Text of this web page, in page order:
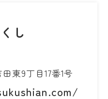
し
東9丁目17番1号